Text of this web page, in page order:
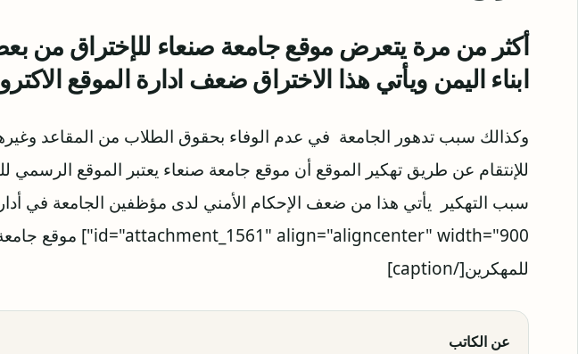
أكثر من مرة يتعرض موقع جامعة صنعاء للإختراق من
ابناء اليمن ويأتي هذا الاختراق ضعف ادارة الموقع
وكذالك سبب تدهور الجامعة في عدم الوفاء بحقوق الطلاب من المقاعد
للإنتقام عن طريق تهكير الموقع أن موقع جامعة صنعاء يعتبر الموقع الرسمي
id="attachment_1561" align="aligncenter" width="900"]
موقع
للمهكرين[/caption]
عن الكاتب